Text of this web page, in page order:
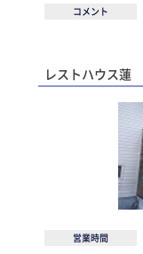
コメント
レストハウス蓮
営業時間